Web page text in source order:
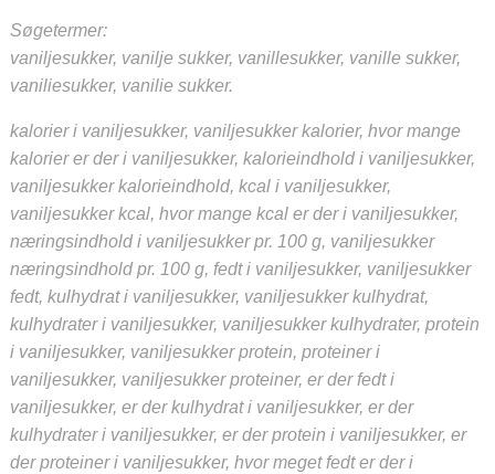
Søgetermer:
vaniljesukker, vanilje sukker, vanillesukker, vanille sukker,
vaniliesukker, vanilie sukker.
kalorier i vaniljesukker, vaniljesukker kalorier, hvor mange
kalorier er der i vaniljesukker, kalorieindhold i vaniljesukker,
vaniljesukker kalorieindhold, kcal i vaniljesukker,
vaniljesukker kcal, hvor mange kcal er der i vaniljesukker,
næringsindhold i vaniljesukker pr. 100 g, vaniljesukker
næringsindhold pr. 100 g, fedt i vaniljesukker, vaniljesukker
fedt, kulhydrat i vaniljesukker, vaniljesukker kulhydrat,
kulhydrater i vaniljesukker, vaniljesukker kulhydrater, protein
i vaniljesukker, vaniljesukker protein, proteiner i
vaniljesukker, vaniljesukker proteiner, er der fedt i
vaniljesukker, er der kulhydrat i vaniljesukker, er der
kulhydrater i vaniljesukker, er der protein i vaniljesukker, er
der proteiner i vaniljesukker, hvor meget fedt er der i